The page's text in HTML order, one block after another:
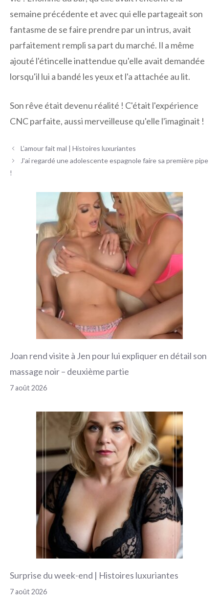
semaine précédente et avec qui elle partageait son
fantasme de se faire prendre par un intrus, avait
parfaitement rempli sa part du marché. Il a même
ajouté l'étincelle inattendue qu'elle avait demandée
lorsqu'il lui a bandé les yeux et l'a attachée au lit.
Son rêve était devenu réalité ! C'était l'expérience
CNC parfaite, aussi merveilleuse qu'elle l'imaginait !
Navigation
des
L’amour fait mal | Histoires luxuriantes
J'ai regardé une adolescente espagnole faire sa première pipe
!
Joan rend visite à Jen pour lui expliquer en détail son
massage noir – deuxième partie
7 août 2026
Surprise du week-end | Histoires luxuriantes
7 août 2026